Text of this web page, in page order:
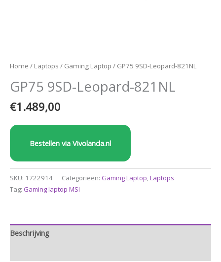
Home / Laptops / Gaming Laptop / GP75 9SD-Leopard-821NL
GP75 9SD-Leopard-821NL
€1.489,00
Bestellen via Vivolanda.nl
SKU: 1722914 Categorieën: Gaming Laptop,Laptops
Tag: Gaming laptop MSI
Beschrijving